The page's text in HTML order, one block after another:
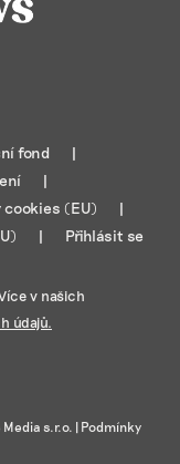
fond
cookies (EU)
Přihlásit se
v našich
údajů.
s.r.o. | Podmínky